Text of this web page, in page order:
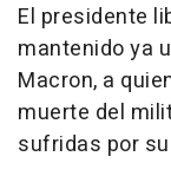
El presidente
mantenido ya
Macron, a
muerte del
sufridas por